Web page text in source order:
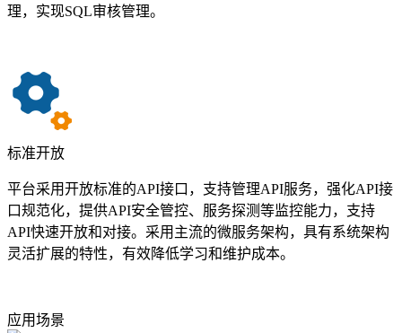
理，实现SQL审核管理。
标准开放
平台采用开放标准的API接口，支持管理API服务，强化API接
口规范化，提供API安全管控、服务探测等监控能力，支持
API快速开放和对接。采用主流的微服务架构，具有系统架构
灵活扩展的特性，有效降低学习和维护成本。
应用场景